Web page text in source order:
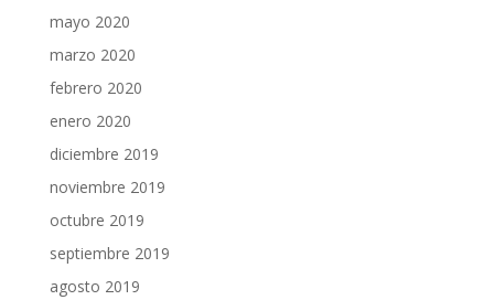
mayo 2020
marzo 2020
febrero 2020
enero 2020
diciembre 2019
noviembre 2019
octubre 2019
septiembre 2019
agosto 2019